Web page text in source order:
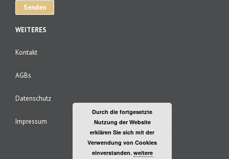
WEITERES
Kontakt
AGBs
Datenschutz
Impressum
Durch die fortgesetzte
Nutzung der Website
erklären Sie sich mit der
Verwendung von Cookies
einverstanden. weitere